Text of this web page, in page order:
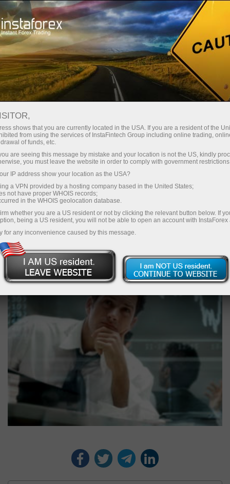
Новости рынка Форекс
РЎРЇРΜРЄСЃР»СЏРЅС‚С‹
СЃРЅРЄСЂР°С‰Р°СЋС‚
В«С€РЅСЂС‚С‹В» РЇРЅ
РЇС€РΜРЅРЁС†РΜ РІ РЎРЁРЂ:
С‡РЁСЃС‚Р°СЏ РЇРЅР·РЁС†РЁСЏ
CFTC СЃР»РΜРІРЄР°
РІС‹СЂРЅСЃР»Р°
shows that you are currently located in the USA. If you are a resident of the
from using the services of InstaFintech Group including online trading,
of funds, etc.
are seeing this message by mistake and your location is not the US, kindly
you must leave the website in order to comply with government
IP address show your location as the USA?
a VPN provided by a hosting company based in the United States;
not have proper WHOIS records;
in the WHOIS geolocation database.
whether you are a US resident or not by clicking the relevant button below. If
being a US resident, you will not be able to open an account with InstaForex
for any inconvenience caused by this message.